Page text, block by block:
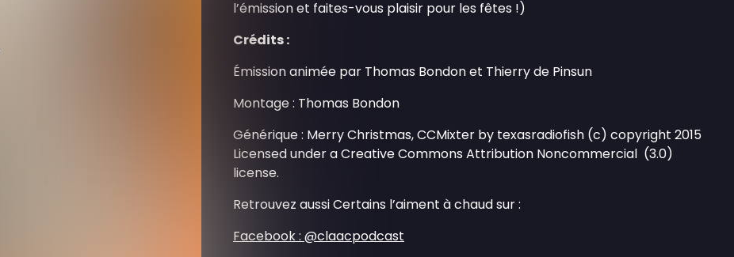
l’émission et faites-vous plaisir pour les fêtes !)
Crédits :
Émission animée par Thomas Bondon et Thierry de Pinsun
Montage : Thomas Bondon
Générique : Merry Christmas, CCMixter by texasradiofish (c) copyright 2015
Licensed under a Creative Commons Attribution Noncommercial (3.0)
license.
Retrouvez aussi Certains l’aiment à chaud sur :
Facebook : @claacpodcast